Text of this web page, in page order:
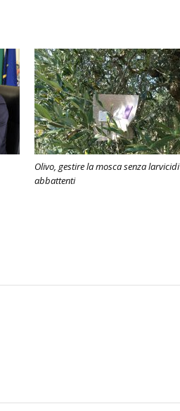
Olivo, gestire la mosca senza larvicidi
abbattenti